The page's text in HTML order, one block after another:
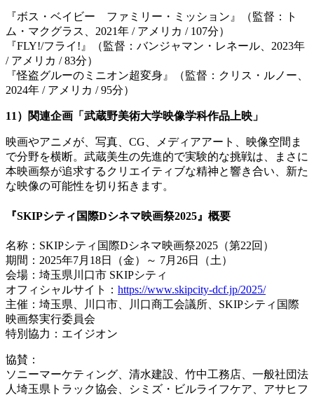
『ボス・ベイビー ファミリー・ミッション』（監督：ト
ム・マクグラス、2021年 / アメリカ / 107分）
『FLY!/フライ!』（監督：バンジャマン・レネール、2023年
/ アメリカ / 83分）
『怪盗グルーのミニオン超変身』（監督：クリス・ルノー、
2024年 / アメリカ / 95分）
11）関連企画「武蔵野美術大学映像学科作品上映」
映画やアニメが、写真、CG、メディアアート、映像空間ま
で分野を横断。武蔵美生の先進的で実験的な挑戦は、まさに
本映画祭が追求するクリエイティブな精神と響き合い、新た
な映像の可能性を切り拓きます。
『SKIPシティ国際Dシネマ映画祭2025』概要
名称：SKIPシティ国際Dシネマ映画祭2025（第22回）
期間：2025年7月18日（金）～ 7月26日（土）
会場：埼玉県川口市 SKIPシティ
オフィシャルサイト： https://www.skipcity-dcf.jp/2025/
主催：埼玉県、川口市、川口商工会議所、SKIPシティ国際
映画祭実行委員会
特別協力：エイジオン
協賛：
ソニーマーケティング、清水建設、竹中工務店、一般社団法
人埼玉県トラック協会、シミズ・ビルライフケア、アサヒフ